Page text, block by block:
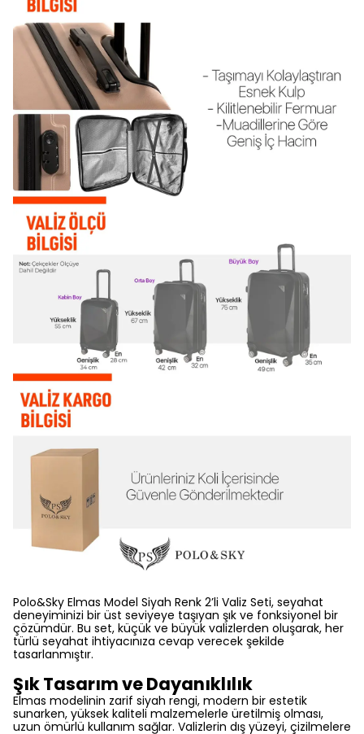
Polo&Sky Elmas Model Siyah Renk 2’li Valiz Seti, seyahat
deneyiminizi bir üst seviyeye taşıyan şık ve fonksiyonel bir
çözümdür. Bu set, küçük ve büyük valizlerden oluşarak, her
türlü seyahat ihtiyacınıza cevap verecek şekilde
tasarlanmıştır.
Şık Tasarım ve Dayanıklılık
Elmas modelinin zarif siyah rengi, modern bir estetik
sunarken, yüksek kaliteli malzemelerle üretilmiş olması,
uzun ömürlü kullanım sağlar. Valizlerin dış yüzeyi, çizilmelere